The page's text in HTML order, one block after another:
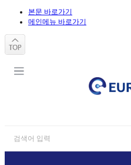
본문 바로가기
메인메뉴 바로가기